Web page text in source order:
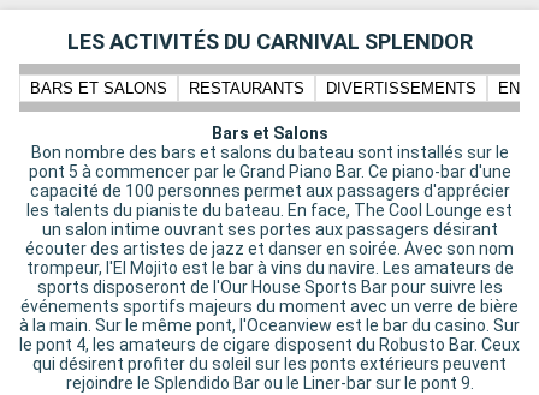
LES ACTIVITÉS DU CARNIVAL SPLENDOR
BARS ET SALONS RESTAURANTS DIVERTISSEMENTS
Bars et Salons
Bon nombre des bars et salons du bateau sont installés sur le
pont 5 à commencer par le Grand Piano Bar. Ce piano-bar d'une
capacité de 100 personnes permet aux passagers d'apprécier
les talents du pianiste du bateau. En face, The Cool Lounge est
un salon intime ouvrant ses portes aux passagers désirant
écouter des artistes de jazz et danser en soirée. Avec son nom
trompeur, l'El Mojito est le bar à vins du navire. Les amateurs de
sports disposeront de l'Our House Sports Bar pour suivre les
événements sportifs majeurs du moment avec un verre de bière
à la main. Sur le même pont, l'Oceanview est le bar du casino. Sur
le pont 4, les amateurs de cigare disposent du Robusto Bar. Ceux
qui désirent profiter du soleil sur les ponts extérieurs peuvent
rejoindre le Splendido Bar ou le Liner-bar sur le pont 9.